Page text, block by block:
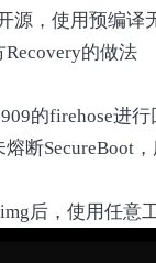
源，使用预编译
的做法
的firehose进行
断SecureBoot
后，使用任意